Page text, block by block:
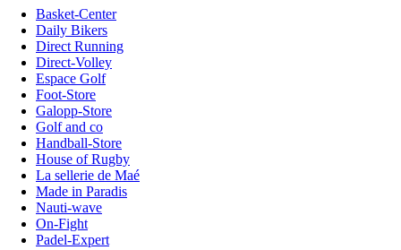
Basket-Center
Daily Bikers
Direct Running
Direct-Volley
Espace Golf
Foot-Store
Galopp-Store
Golf and co
Handball-Store
House of Rugby
La sellerie de Maé
Made in Paradis
Nauti-wave
On-Fight
Padel-Expert